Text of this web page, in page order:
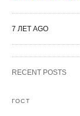
7 ЛЕТ AGO
RECENT POSTS
ГОСТ